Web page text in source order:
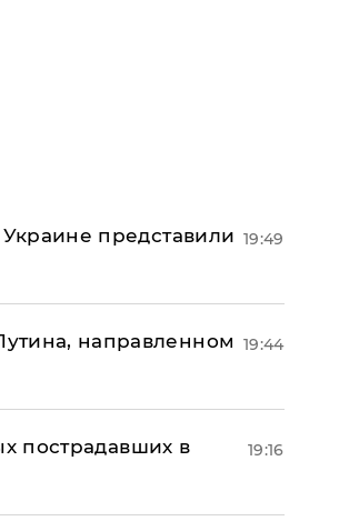
представили 19:49
направленном 19:44
пострадавших в
19:16